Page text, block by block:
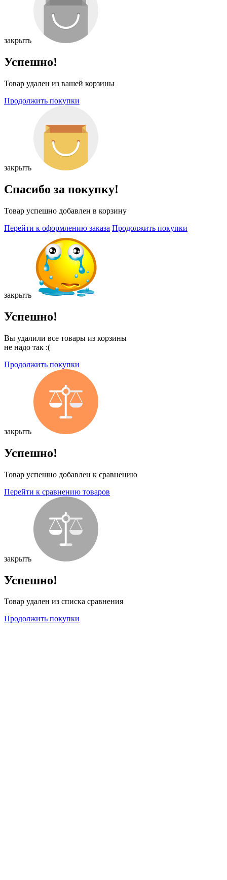
закрыть
Успешно!
Товар удален из вашей корзины
Продолжить покупки
закрыть
Спасибо за покупку!
Товар успешно добавлен в корзину
Перейти к оформлению заказа Продолжить покупки
закрыть
Успешно!
Вы удалили все товары из корзины
не надо так :(
Продолжить покупки
закрыть
Успешно!
Товар успешно добавлен к сравнению
Перейти к сравнению товаров
закрыть
Успешно!
Товар удален из списка сравнения
Продолжить покупки